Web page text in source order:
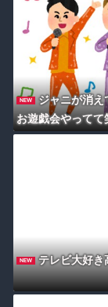
NEW
ジャニが消え
お遊戯会やってて
NEW テレビ大好き